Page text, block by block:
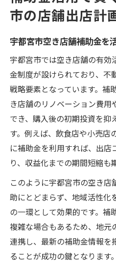
市の店舗出店計
宇都宮市空き店舗補助金を
宇都宮市では空き店舗の有
金制度が設けられており、不
戦略要素となっています。補
き店舗のリノベーション費
でき、購入後の初期投資を抑
す。例えば、飲食店や小売店
に補助金を利用すれば、出
り、収益化までの期間短縮も
このように宇都宮市の空き
助にとどまらず、地域活性化
の一環として効果的です。補
複雑な場合もあるため、地元
連携し、最新の補助金情報を
ることが成功の鍵となります。